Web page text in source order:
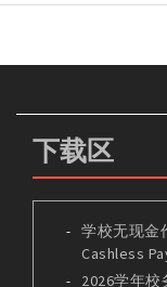
下载区
学校无现金
Cashless
2026学年校